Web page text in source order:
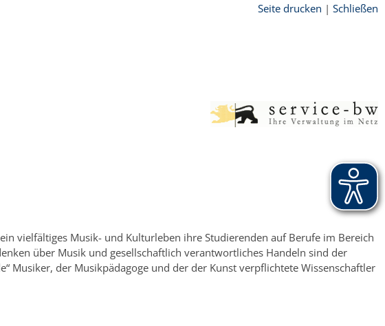
Seite drucken | Schließen
vielfältiges Musik- und Kulturleben ihre Studierenden auf Berufe im Bereich
über Musik und gesellschaftlich verantwortliches Handeln sind der
Musiker, der Musikpädagoge und der der Kunst verpflichtete Wissenschaftler